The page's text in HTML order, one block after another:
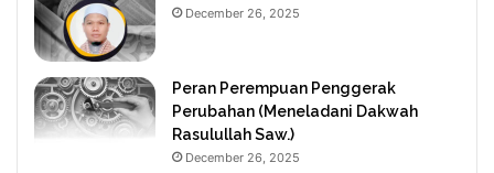
December 26, 2025
Peran Perempuan Penggerak
Perubahan (Meneladani Dakwah
Rasulullah Saw.)
December 26, 2025